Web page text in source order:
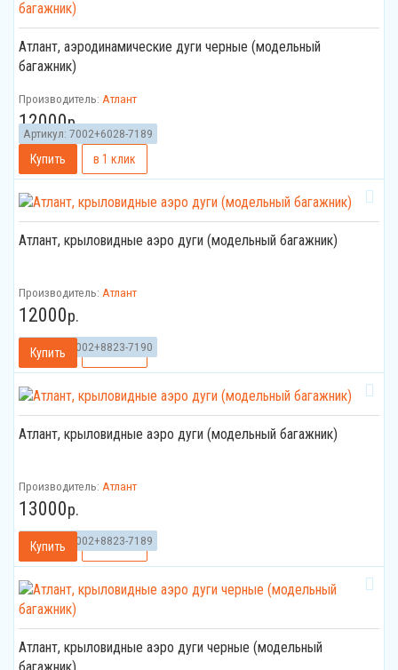
Атлант, аэродинамические дуги черные (модельный
багажник)
Артикул: 7002+6028-7189
Производитель: Атлант
12000р.
Атлант, крыловидные аэро дуги (модельный багажник)
Артикул: 7002+8823-7190
Производитель: Атлант
12000р.
Атлант, крыловидные аэро дуги (модельный багажник)
Артикул: 7002+8823-7189
Производитель: Атлант
13000р.
Атлант, крыловидные аэро дуги черные (модельный